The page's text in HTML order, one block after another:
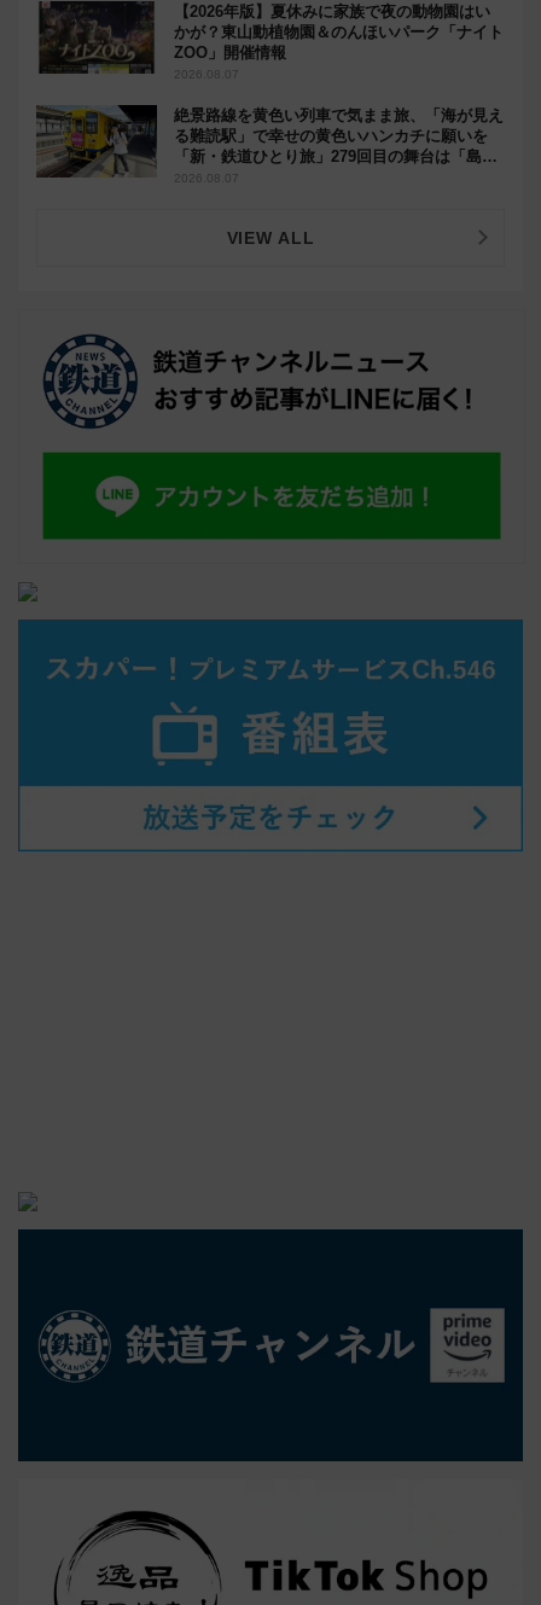
【2026年版】夏休みに家族で夜の動物園はい
かが？東山動植物園＆のんほいパーク「ナイト
ZOO」開催情報
2026.08.07
絶景路線を黄色い列車で気まま旅、「海が見え
る難読駅」で幸せの黄色いハンカチに願いを
「新・鉄道ひとり旅」279回目の舞台は「島原
鉄道」
2026.08.07
VIEW ALL